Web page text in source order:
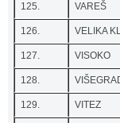
125. VAREŠ
126. VELIKA
127. VISOKO
128.
129. VITEZ